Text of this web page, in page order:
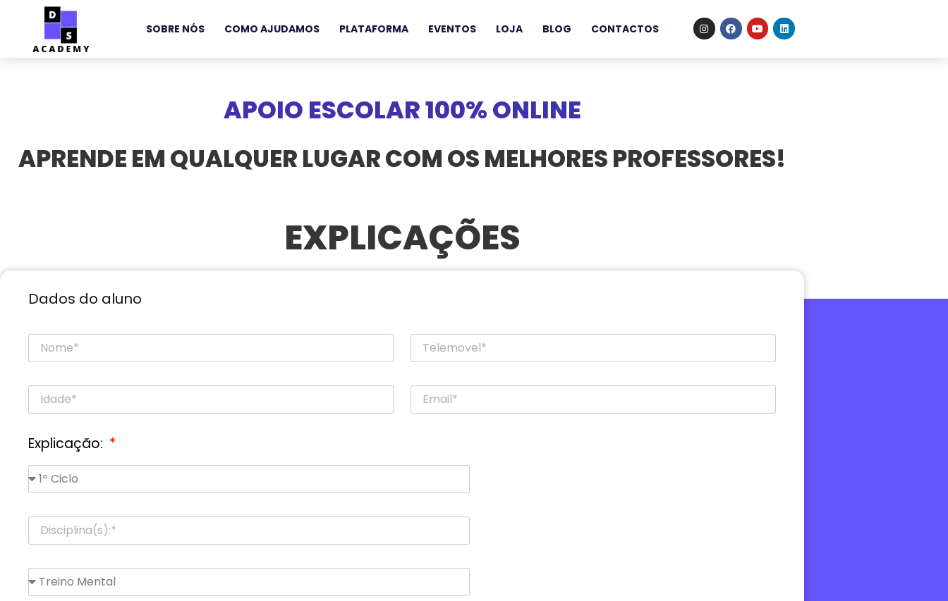
SOBRE NÓS COMO AJUDAMOS PLATAFORMA EVENTOS LOJA BLOG CONTACTOS
APOIO ESCOLAR 100% ONLINE
APRENDE EM QUALQUER LUGAR COM OS MELHORES PROFESSORES!
EXPLICAÇÕES
Dados do aluno
Explicação: